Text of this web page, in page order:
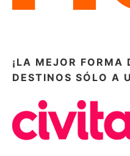
¡LA MEJOR FORMA
DESTINOS SÓLO A